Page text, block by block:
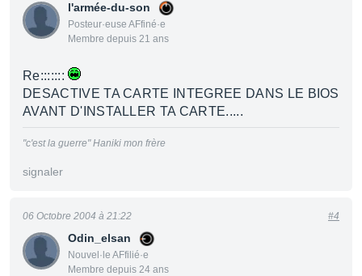
l'armée-du-son
Posteur·euse AFfiné·e
Membre depuis 21 ans
Re:::::::
DESACTIVE TA CARTE INTEGREE DANS LE BIOS
AVANT D'INSTALLER TA CARTE.....
"c'est la guerre" Haniki mon frère
signaler
Odin_elsan
Nouvel·le AFfilié·e
Membre depuis 24 ans
06 Octobre 2004 à 21:22 #4